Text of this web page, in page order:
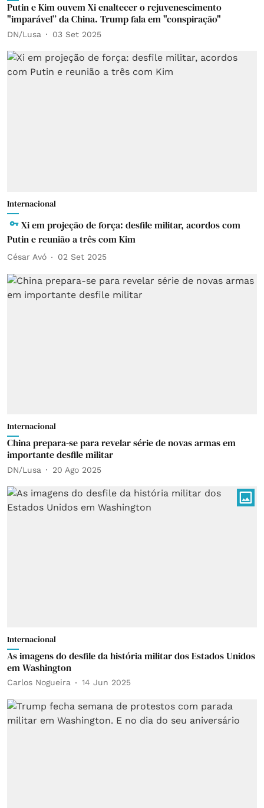
Putin e Kim ouvem Xi enaltecer o rejuvenescimento
"imparável” da China. Trump fala em "conspiração"
DN/Lusa 03 Set 2025
Internacional
Xi em projeção de força: desfile militar, acordos com
Putin e reunião a três com Kim
César Avó 02 Set 2025
Internacional
China prepara-se para revelar série de novas armas em
importante desfile militar
DN/Lusa 20 Ago 2025
Internacional
As imagens do desfile da história militar dos Estados Unidos
em Washington
Carlos Nogueira 14 Jun 2025